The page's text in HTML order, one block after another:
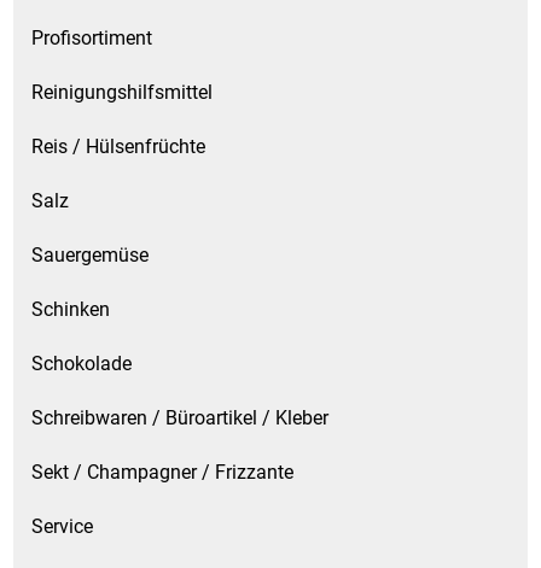
Profisortiment
Reinigungshilfsmittel
Reis / Hülsenfrüchte
Salz
Sauergemüse
Schinken
Schokolade
Schreibwaren / Büroartikel / Kleber
Sekt / Champagner / Frizzante
Service